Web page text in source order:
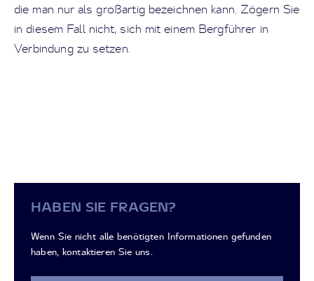
die man nur als großartig bezeichnen kann. Zögern Sie
in diesem Fall nicht, sich mit einem Bergführer in
Verbindung zu setzen.
HABEN SIE FRAGEN?
Wenn Sie nicht alle benötigten Informationen gefunden
haben, kontaktieren Sie uns.